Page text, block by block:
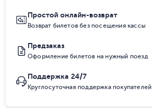
Простой онлайн-возврат
Возврат билетов без посещения кассы
Предзаказ
Оформление билетов на нужный поезд
Поддержка 24/7
Круглосуточная поддержка покупателей